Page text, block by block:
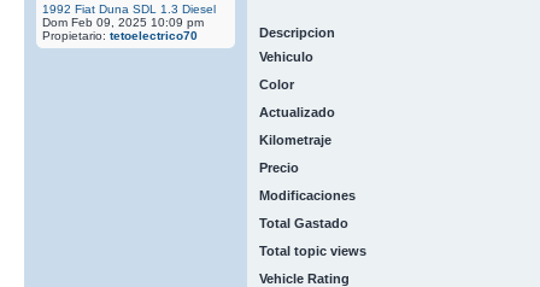
1992 Fiat Duna SDL 1.3 Diesel
Dom Feb 09, 2025 10:09 pm
Propietario: tetoelectrico70
Descripcion
Vehiculo
Color
Actualizado
Kilometraje
Precio
Modificaciones
Total Gastado
Total topic views
Vehicle Rating